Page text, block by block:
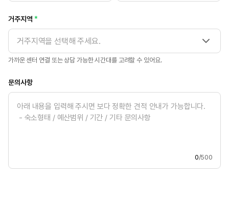
거주지역
거주지역을 선택해 주세요.
가까운 센터 연결 또는 상담 가능한 시간대를 고려할 수 있어요.
문의사항
0/500